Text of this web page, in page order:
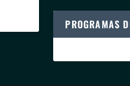
PROGRAMAS